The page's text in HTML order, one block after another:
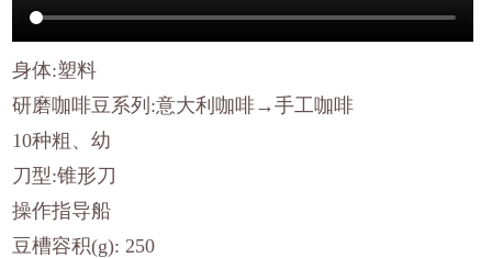
身体:塑料
研磨咖啡豆系列:意大利咖啡→手工咖啡
10种粗、幼
刀型:锥形刀
操作指导船
豆槽容积(g): 250